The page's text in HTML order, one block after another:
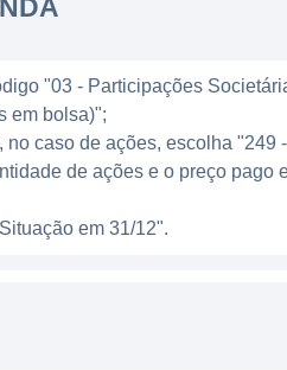
A VAALCO é
retornos robustos sobre
avançadas para otimizar a
interesses e operações
de produção
"03 - Participações
em bolsa)";
caso de ações, escolha "249
de ações e o preço pago
em 31/12".